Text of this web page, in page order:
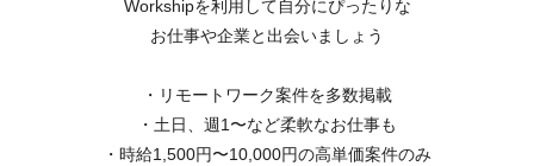
Workshipを利用して自分にぴったりな
お仕事や企業と出会いましょう
・リモートワーク案件を多数掲載
・土日、週1〜など柔軟なお仕事も
・時給1,500円〜10,000円の高単価案件のみ